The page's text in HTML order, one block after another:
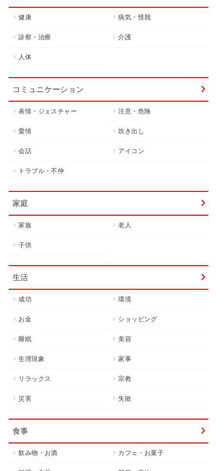
健康 病気・怪我
診察・治療 介護
人体
コミュニケーション
表情・ジェスチャー 注意・危険
愛情 吹き出し
会話 アイコン
トラブル・不仲
家庭
家族 老人
子供
生活
成功 環境
お金 ショッピング
睡眠 美容
生理現象 家事
リラックス 宗教
災害 失敗
食事
飲み物・お酒 カフェ・お菓子